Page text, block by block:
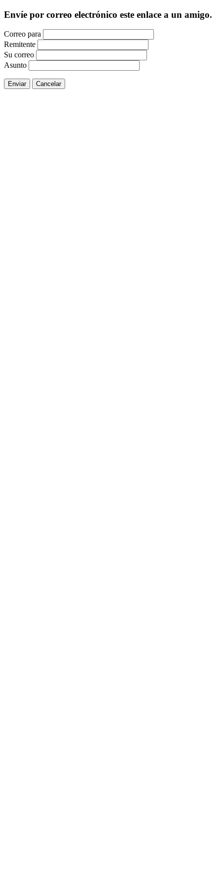
Envíe por correo electrónico este enlace a un amigo.
Correo para
Remitente
Su correo
Asunto